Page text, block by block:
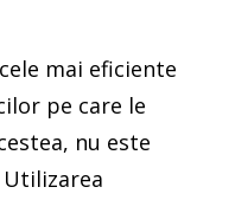
mai eficiente
pe care le
nu este